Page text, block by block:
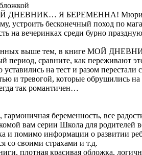
ДНЕВНИК… Я БЕРЕМЕННА! Мюриель
устроить бесконечный поход по
на вечеринках среди бурно
выше тем, в книге МОЙ
период, сравните, как переживают
на тест и разом
и тревогой, которые обрушились
так романтичен…
беременность, все
вам серии Школа для родителей
помимо информации о развитии
со своими страхами и т.д.
плотная красивая обложка,